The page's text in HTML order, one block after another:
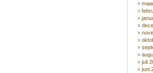
juli
juni